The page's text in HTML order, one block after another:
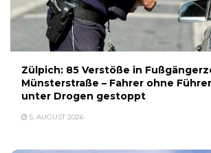
Zülpich: 85 Verstöße in
Münsterstraße – Fahrer ohne
unter Drogen gestoppt
5. AUGUST 2026